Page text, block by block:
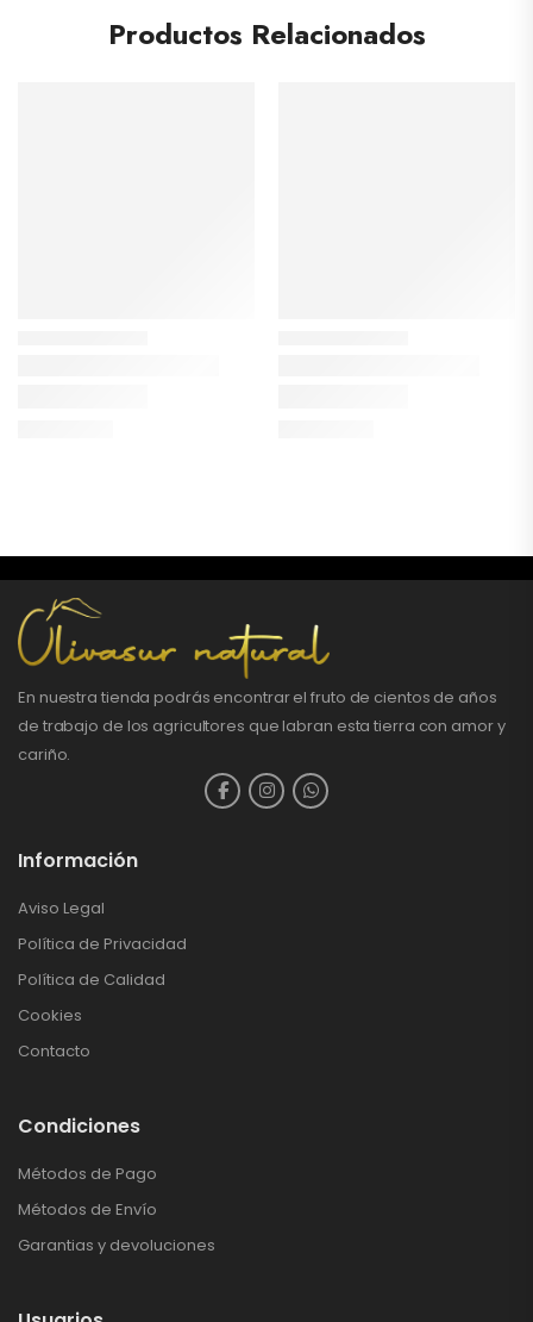
Productos Relacionados
En nuestra tienda podrás encontrar el fruto de cientos de años
de trabajo de los agricultores que labran esta tierra con amor y
cariño.
Información
Aviso Legal
Política de Privacidad
Política de Calidad
Cookies
Contacto
Condiciones
Métodos de Pago
Métodos de Envío
Garantias y devoluciones